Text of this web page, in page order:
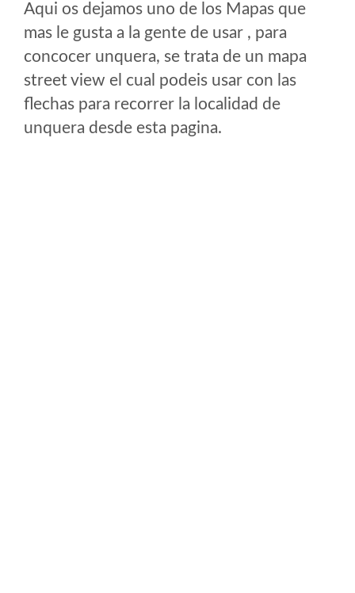
Aqui os dejamos uno de los Mapas que
mas le gusta a la gente de usar , para
concocer unquera, se trata de un mapa
street view el cual podeis usar con las
flechas para recorrer la localidad de
unquera desde esta pagina.